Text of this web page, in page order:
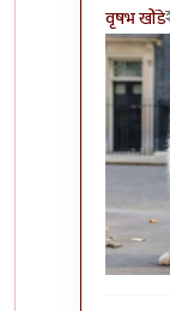
वृषभ खोंडे
In